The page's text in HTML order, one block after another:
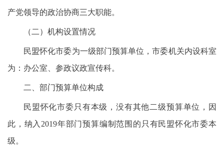
产党领导的政治协商三大职能。
（二）机构设置情况
民盟怀化市委为一级部门预算单位，市委机关内设科室
为：办公室、参政议政宣传科。
二、部门预算单位构成
民盟怀化市委只有本级，没有其他二级预算单位，因
此，纳入2019年部门预算编制范围的只有民盟怀化市委本
级。